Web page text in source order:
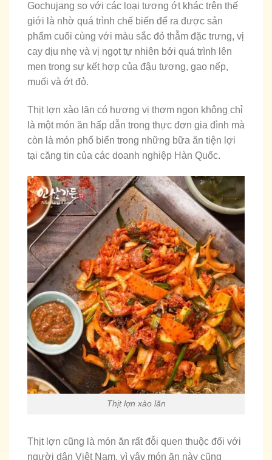
Gochujang so với các loại tương ớt khác trên thế
giới là nhờ quá trình chế biến để ra được sản
phẩm cuối cùng với màu sắc đỏ thẫm đặc trưng, vị
cay dịu nhẹ và vị ngọt tự nhiên bởi quá trình lên
men trong sự kết hợp của đậu tương, gạo nếp,
muối và ớt đỏ.
Thịt lợn xào lăn có hương vị thơm ngon không chỉ
là một món ăn hấp dẫn trong thực đơn gia đình mà
còn là món phổ biến trong những bữa ăn tiện lợi
tại căng tin của các doanh nghiệp Hàn Quốc.
Thịt lợn xào lăn
Thịt lợn cũng là món ăn rất đỗi quen thuộc đối với
người dân Việt Nam, vì vậy món ăn này cũng